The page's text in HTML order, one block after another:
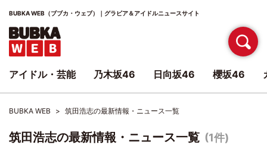
BUBKA WEB（ブブカ・ウェブ）｜グラビア＆アイドルニュースサイト
BUBKA WEB 筑田浩志の最新情報・ニュース一覧
筑田浩志の最新情報・ニュース一覧 (1件)
アイドル・芸能 乃木坂46 日向坂46 櫻坂46